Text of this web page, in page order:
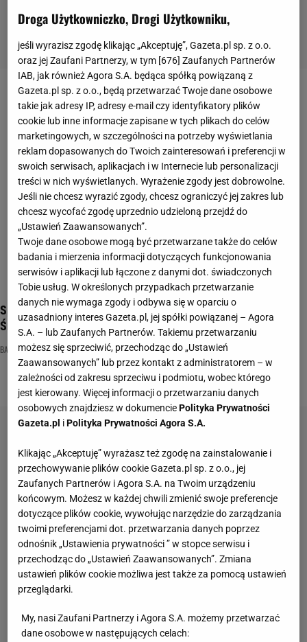
Morze Bałtyckie
Spędzasz wakacje nad polskim morzem? A co o nim wiesz?
Średnia 11/15
BAŁTYK GEOGRAFIA MORZE BAŁTYCKIE
Droga Użytkowniczko, Drogi Użytkowniku,
jeśli wyrazisz zgodę klikając „Akceptuję”, Gazeta.pl sp. z o.o.
oraz jej Zaufani Partnerzy, w tym [676] Zaufanych Partnerów
IAB, jak również Agora S.A. będąca spółką powiązaną z
Gazeta.pl sp. z o.o., będą przetwarzać Twoje dane osobowe
takie jak adresy IP, adresy e-mail czy identyfikatory plików
cookie lub inne informacje zapisane w tych plikach do celów
marketingowych, w szczególności na potrzeby wyświetlania
reklam dopasowanych do Twoich zainteresowań i preferencji w
swoich serwisach, aplikacjach i w Internecie lub personalizacji
treści w nich wyświetlanych. Wyrażenie zgody jest dobrowolne.
Jeśli nie chcesz wyrazić zgody, chcesz ograniczyć jej zakres lub
chcesz wycofać zgodę uprzednio udzieloną przejdź do
„Ustawień Zaawansowanych”.
Twoje dane osobowe mogą być przetwarzane także do celów
badania i mierzenia informacji dotyczących funkcjonowania
serwisów i aplikacji lub łączone z danymi dot. świadczonych
Tobie usług. W określonych przypadkach przetwarzanie
danych nie wymaga zgody i odbywa się w oparciu o
uzasadniony interes Gazeta.pl, jej spółki powiązanej – Agora
S.A. – lub Zaufanych Partnerów. Takiemu przetwarzaniu
możesz się sprzeciwić, przechodząc do „Ustawień
Zaawansowanych” lub przez kontakt z administratorem – w
zależności od zakresu sprzeciwu i podmiotu, wobec którego
jest kierowany. Więcej informacji o przetwarzaniu danych
osobowych znajdziesz w dokumenciePolityka Prywatności
Gazeta.pl iPolityka Prywatności Agora S.A.
Klikając „Akceptuję” wyrażasz też zgodę na zainstalowanie i
przechowywanie plików cookie Gazeta.pl sp. z o.o., jej
Zaufanych Partnerów i Agora S.A. na Twoim urządzeniu
końcowym. Możesz w każdej chwili zmienić swoje preferencje
dotyczące plików cookie, wywołując narzędzie do zarządzania
twoimi preferencjami dot. przetwarzania danych poprzez
odnośnik „Ustawienia prywatności ” w stopce serwisu i
przechodząc do „Ustawień Zaawansowanych”. Zmiana
ustawień plików cookie możliwa jest także za pomocą ustawień
przeglądarki.
My, nasi Zaufani Partnerzy i Agora S.A. możemy przetwarzać
dane osobowe w następujących celach: